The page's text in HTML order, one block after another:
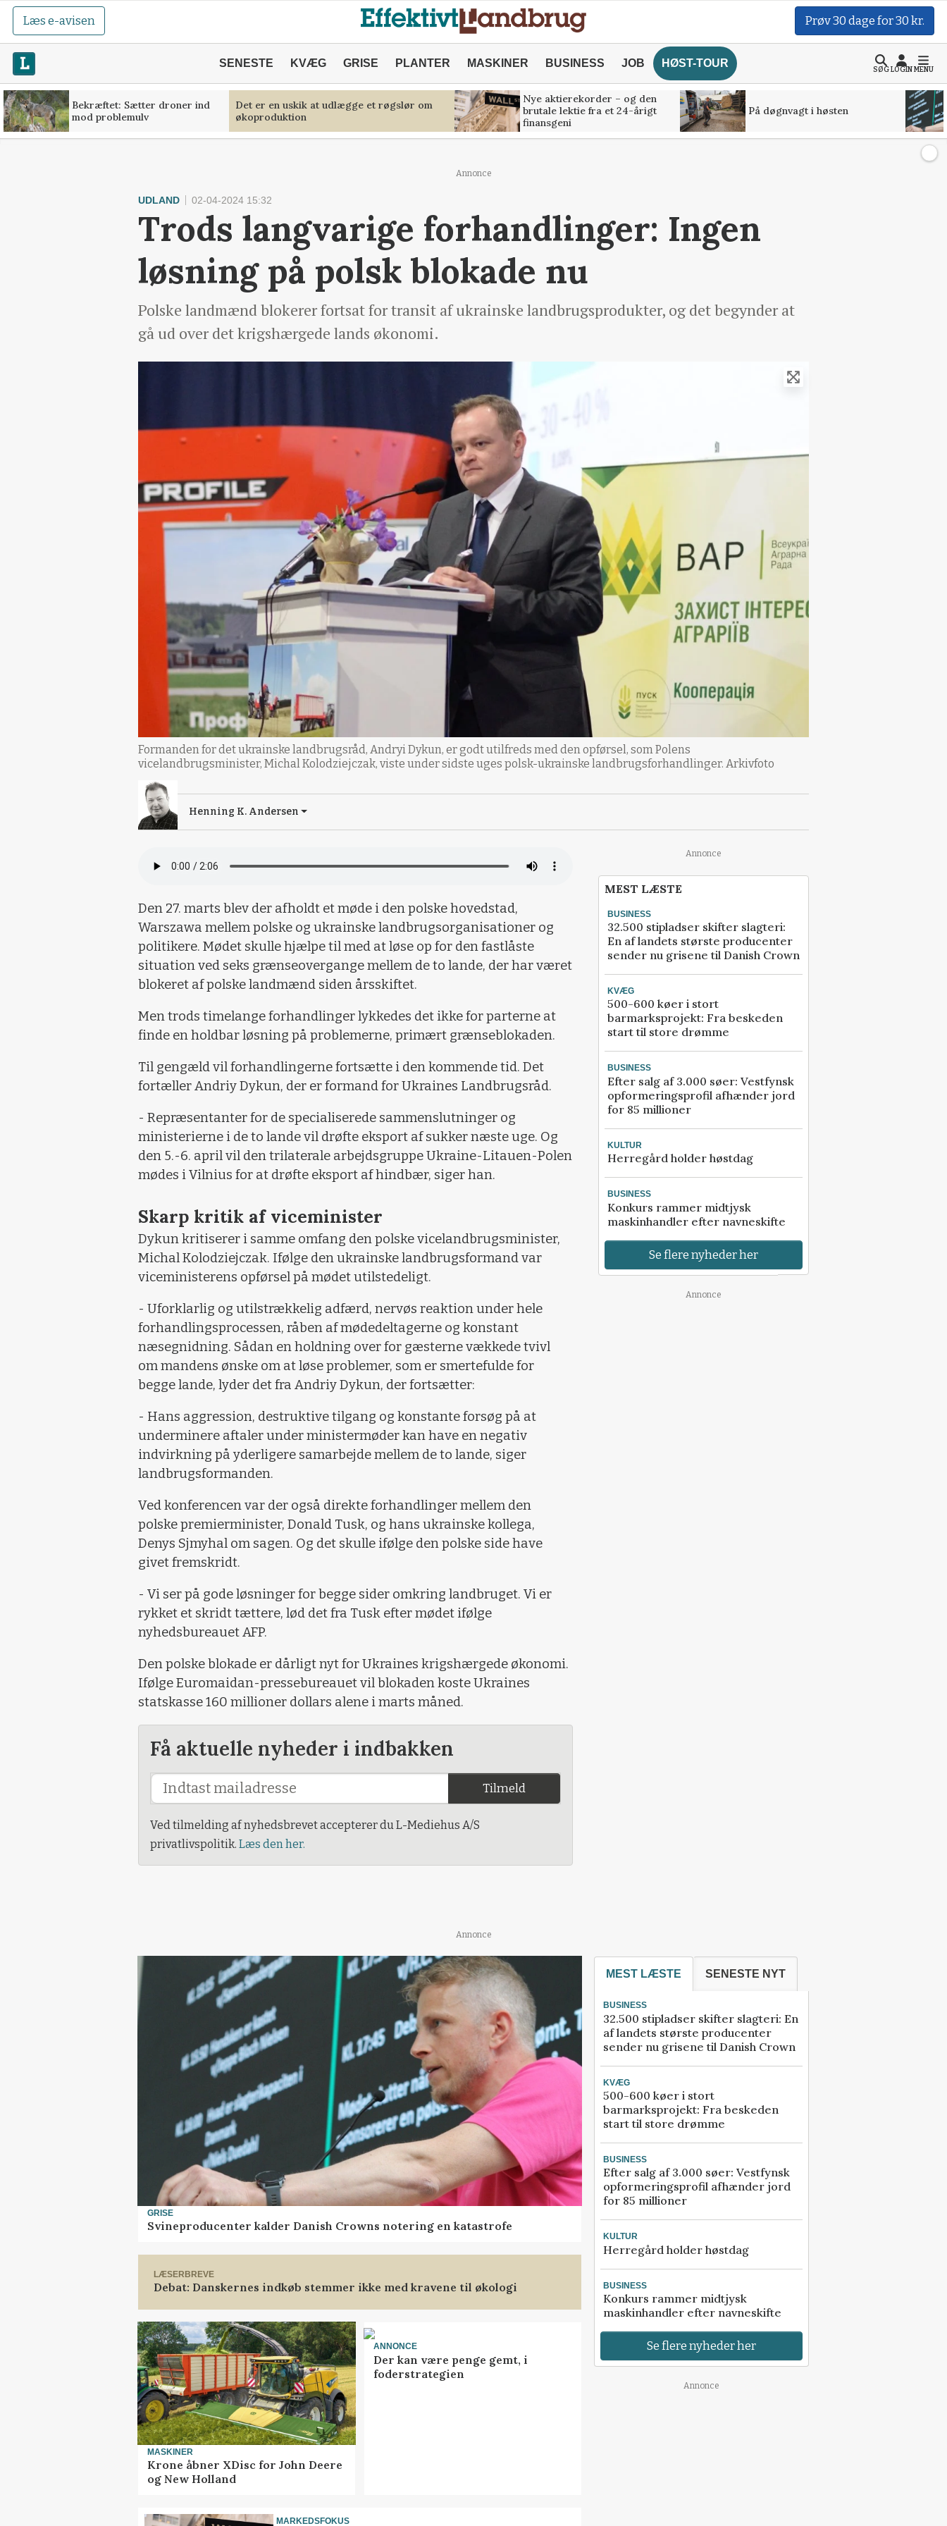
Læs e-avisen Prøv 30 dage for 30 kr.
SENESTE KVÆG GRISE PLANTER MASKINER BUSINESS JOB HØST-TOUR
SØGLOGINMENU
Bekræftet: Sætter droner ind
mod problemulv
Det er en uskik at udlægge et røgslør om
økoproduktion
Nye aktierekorder – og den
brutale lektie fra et 24-årigt
finansgeni
På døgnvagt i høsten
Annonce
UDLAND 02-04-2024 15:32
Trods langvarige forhandlinger: Ingen
løsning på polsk blokade nu
Polske landmænd blokerer fortsat for transit af ukrainske landbrugsprodukter, og det begynder at
gå ud over det krigshærgede lands økonomi.
Formanden for det ukrainske landbrugsråd, Andryi Dykun, er godt utilfreds med den opførsel, som Polens
vicelandbrugsminister, Michal Kolodziejczak, viste under sidste uges polsk-ukrainske landbrugsforhandlinger. Arkivfoto
Henning K. Andersen
Den 27. marts blev der afholdt et møde i den polske hovedstad,
Warszawa mellem polske og ukrainske landbrugsorganisationer og
politikere. Mødet skulle hjælpe til med at løse op for den fastlåste
situation ved seks grænseovergange mellem de to lande, der har været
blokeret af polske landmænd siden årsskiftet.
Men trods timelange forhandlinger lykkedes det ikke for parterne at
finde en holdbar løsning på problemerne, primært grænseblokaden.
Til gengæld vil forhandlingerne fortsætte i den kommende tid. Det
fortæller Andriy Dykun, der er formand for Ukraines Landbrugsråd.
- Repræsentanter for de specialiserede sammenslutninger og
ministerierne i de to lande vil drøfte eksport af sukker næste uge. Og
den 5.-6. april vil den trilaterale arbejdsgruppe Ukraine-Litauen-Polen
mødes i Vilnius for at drøfte eksport af hindbær, siger han.
Skarp kritik af viceminister
Dykun kritiserer i samme omfang den polske vicelandbrugsminister,
Michal Kolodziejczak. Ifølge den ukrainske landbrugsformand var
viceministerens opførsel på mødet utilstedeligt.
- Uforklarlig og utilstrækkelig adfærd, nervøs reaktion under hele
forhandlingsprocessen, råben af mødedeltagerne og konstant
næsegnidning. Sådan en holdning over for gæsterne vækkede tvivl
om mandens ønske om at løse problemer, som er smertefulde for
begge lande, lyder det fra Andriy Dykun, der fortsætter:
- Hans aggression, destruktive tilgang og konstante forsøg på at
underminere aftaler under ministermøder kan have en negativ
indvirkning på yderligere samarbejde mellem de to lande, siger
landbrugsformanden.
Ved konferencen var der også direkte forhandlinger mellem den
polske premierminister, Donald Tusk, og hans ukrainske kollega,
Denys Sjmyhal om sagen. Og det skulle ifølge den polske side have
givet fremskridt.
- Vi ser på gode løsninger for begge sider omkring landbruget. Vi er
rykket et skridt tættere, lød det fra Tusk efter mødet ifølge
nyhedsbureauet AFP.
Den polske blokade er dårligt nyt for Ukraines krigshærgede økonomi.
Ifølge Euromaidan-pressebureauet vil blokaden koste Ukraines
statskasse 160 millioner dollars alene i marts måned.
Få aktuelle nyheder i indbakken
Tilmeld
Ved tilmelding af nyhedsbrevet accepterer du L-Mediehus A/S
privatlivspolitik. Læs den her.
Annonce
MEST LÆSTE
BUSINESS
32.500 stipladser skifter slagteri:
En af landets største producenter
sender nu grisene til Danish Crown
KVÆG
500-600 køer i stort
barmarksprojekt: Fra beskeden
start til store drømme
BUSINESS
Efter salg af 3.000 søer: Vestfynsk
opformeringsprofil afhænder jord
for 85 millioner
KULTUR
Herregård holder høstdag
BUSINESS
Konkurs rammer midtjysk
maskinhandler efter navneskifte
Se flere nyheder her
Annonce
Annonce
GRISE
Svineproducenter kalder Danish Crowns notering en katastrofe
LÆSERBREVE
Debat: Danskernes indkøb stemmer ikke med kravene til økologi
MASKINER
Krone åbner XDisc for John Deere
og New Holland
ANNONCE
Der kan være penge gemt, i
foderstrategien
MARKEDSFOKUS
MEST LÆSTE SENESTE NYT
BUSINESS
32.500 stipladser skifter slagteri: En
af landets største producenter
sender nu grisene til Danish Crown
KVÆG
500-600 køer i stort
barmarksprojekt: Fra beskeden
start til store drømme
BUSINESS
Efter salg af 3.000 søer: Vestfynsk
opformeringsprofil afhænder jord
for 85 millioner
KULTUR
Herregård holder høstdag
BUSINESS
Konkurs rammer midtjysk
maskinhandler efter navneskifte
Se flere nyheder her
Annonce